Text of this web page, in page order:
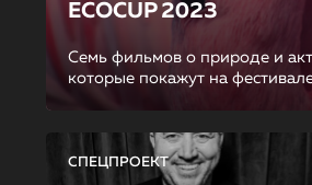
ECOCUP 2023
Семь фильмов о природе и
которые покажут на
СПЕЦПРОЕКТ